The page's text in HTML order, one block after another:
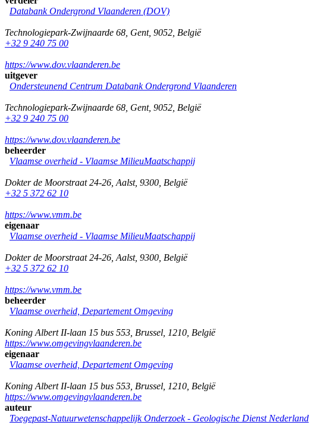
Databank Ondergrond Vlaanderen (DOV)
Technologiepark-Zwijnaarde 68 Gent, 9052 België
+32 9 240 75 00
https://www.dov.vlaanderen.be
uitgever
Ondersteunend Centrum Databank Ondergrond Vlaanderen
Technologiepark-Zwijnaarde 68 Gent, 9052 België
+32 9 240 75 00
https://www.dov.vlaanderen.be
beheerder
Vlaamse overheid - Vlaamse MilieuMaatschappij
Dokter de Moorstraat 24-26 Aalst, 9300 België
+32 5 372 62 10
https://www.vmm.be
eigenaar
Vlaamse overheid - Vlaamse MilieuMaatschappij
Dokter de Moorstraat 24-26 Aalst, 9300 België
+32 5 372 62 10
https://www.vmm.be
beheerder
Vlaamse overheid, Departement Omgeving
Koning Albert II-laan 15 bus 553 Brussel 1210 België
https://www.omgevingvlaanderen.be
eigenaar
Vlaamse overheid, Departement Omgeving
Koning Albert II-laan 15 bus 553 Brussel 1210 België
https://www.omgevingvlaanderen.be
auteur
Toegepast-Natuurwetenschappelijk Onderzoek - Geologische Dienst Nederland